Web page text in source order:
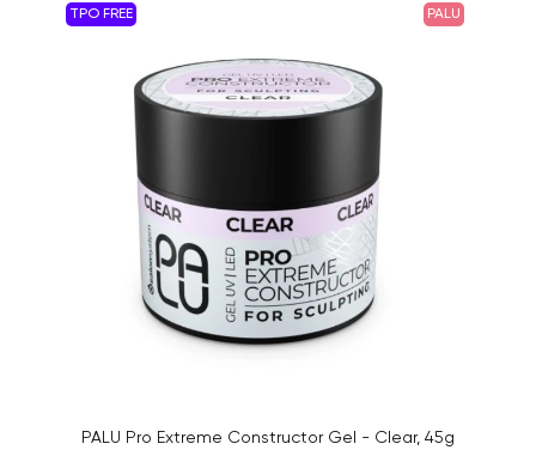
TPO FREE PALU
PALU Pro Extreme Constructor Gel - Clear, 45g